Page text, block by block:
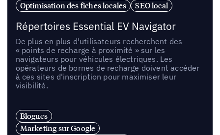
Optimisation des fiches locales
SEO local
Répertoires Essential EV Navigator
De plus en plus d'utilisateurs recherchent des
« points de recharge à proximité » sur les
navigateurs pour véhicules électriques. Les
opérateurs de bornes de recharge doivent accéder
à ces sites d'inscription pour maximiser leur
visibilité.
Blogues
Marketing sur Google